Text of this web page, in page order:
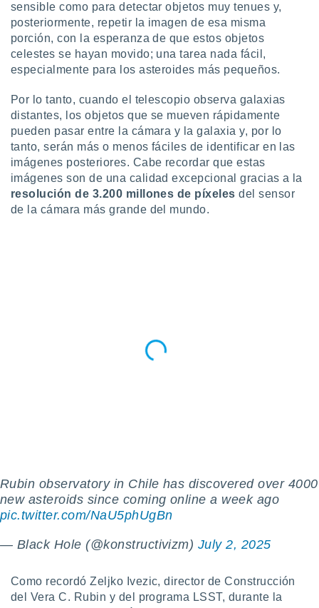
únicos
similares
como
este sitio
IP
de
de
un
datos
sensible como para detectar objetos muy tenues y,
posteriormente, repetir la imagen de esa misma
porción, con la esperanza de que estos objetos
celestes se hayan movido; una tarea nada fácil,
especialmente para los asteroides más pequeños.
Por lo tanto, cuando el telescopio observa galaxias
distantes, los objetos que se mueven rápidamente
pueden pasar entre la cámara y la galaxia y, por lo
tanto, serán más o menos fáciles de identificar en las
imágenes posteriores. Cabe recordar que estas
imágenes son de una calidad excepcional gracias a la
resolución de 3.200 millones de píxelesdel sensor
de la cámara más grande del mundo.
Rubin observatory in Chile has discovered over 4000
new asteroids since coming online a week ago
pic.twitter.com/NaU5phUgBn
— Black Hole (@konstructivizm) July 2, 2025
Como recordó Zeljko Ivezic, director de Construcción
del Vera C. Rubin y del programa LSST, durante la